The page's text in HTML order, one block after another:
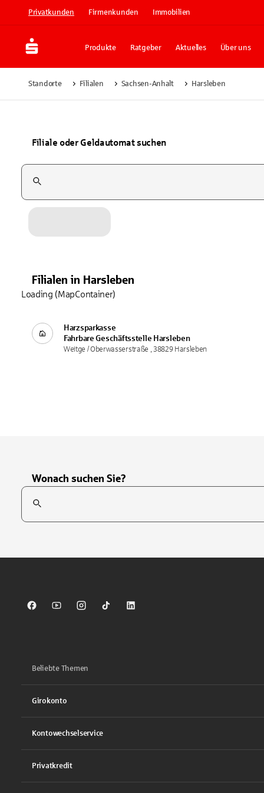
Privatkunden Firmenkunden Immobilien
Produkte Ratgeber Aktuelles Über uns
Standorte Filialen Sachsen-Anhalt Harsleben
Filiale oder Geldautomat suchen
Suchfeld
Filialen in Harsleben
Harzsparkasse
Fahrbare Geschäftsstelle Harsleben
Weitge / Oberwasserstraße , 38829 Harsleben
Loading (MapContainer)
Wonach suchen Sie?
Suchfeld
Sparkasse auf Facebook
Sparkasse auf Youtube
Sparkasse auf Instagram
Sparkasse auf TikTok
Sparkasse auf LinkedIn
Beliebte Themen
Girokonto
Kontowechselservice
Privatkredit